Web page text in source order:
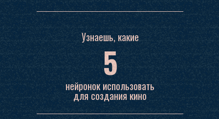
Узнаешь, какие
нейронок использовать
для создания кино
5